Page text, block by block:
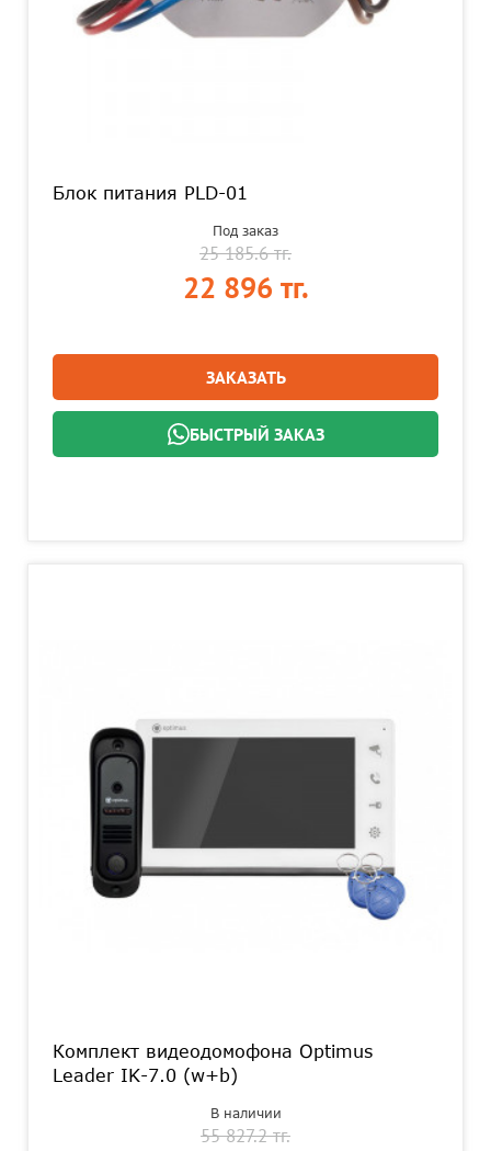
Блок питания PLD-01
Под заказ
25 185.6 тг.
22 896 тг.
ЗАКАЗАТЬ
БЫСТРЫЙ ЗАКАЗ
Комплект видеодомофона Optimus
Leader IK-7.0 (w+b)
В наличии
55 827.2 тг.